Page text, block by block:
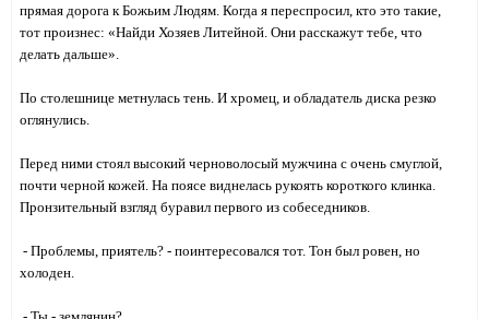
прямая дорога к Божьим Людям. Когда я переспросил, кто это такие,
тот произнес: «Найди Хозяев Литейной. Они расскажут тебе, что
делать дальше».
По столешнице метнулась тень. И хромец, и обладатель диска резко
оглянулись.
Перед ними стоял высокий черноволосый мужчина с очень смуглой,
почти черной кожей. На поясе виднелась рукоять короткого клинка.
Пронзительный взгляд буравил первого из собеседников.
- Проблемы, приятель? - поинтересовался тот. Тон был ровен, но
холоден.